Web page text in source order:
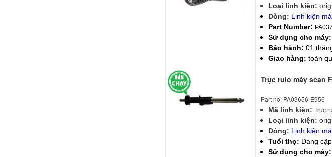
Loại linh kiện:
Dòng: Linh kiện
Part Number:
Sử dụng cho máy:
Bảo hành: 01
Giao hàng:toàn
Trục rulo máy scan
Part no: PA03656-E956
Mã linh kiện:Trục
Loại linh kiện:
Dòng: Linh kiện
Tuổi thọ: Đang
Sử dụng cho máy: